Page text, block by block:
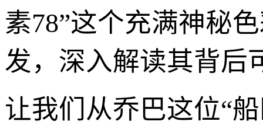
素78”这个充满神秘
发，深入解读其背后
让我们从乔巴这位“